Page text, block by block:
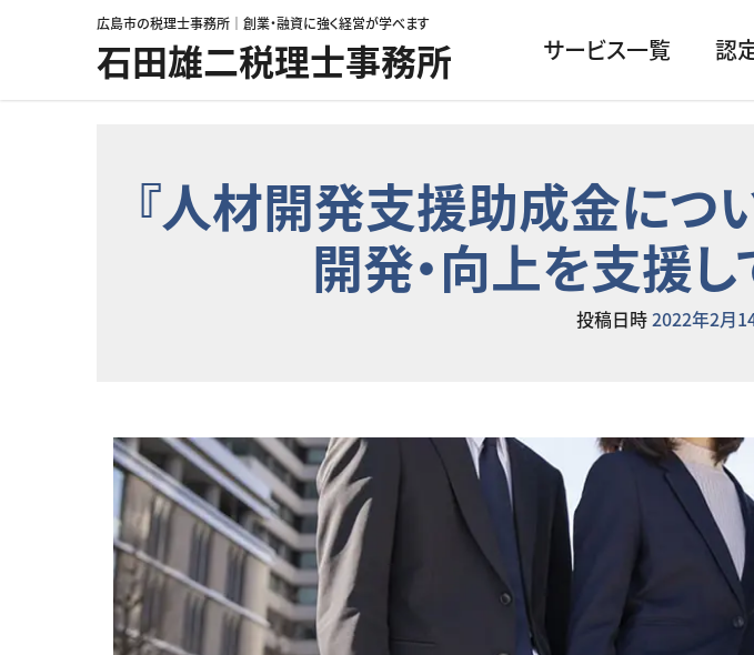
コンテンツへスキップ広島市の税理士事務所｜創業・融資に強く経営が学べます
石田雄二税理士事務所 サービス一覧 認
『人材開発支援助成金に
開発・向上を支援し
投稿日時2022年2月